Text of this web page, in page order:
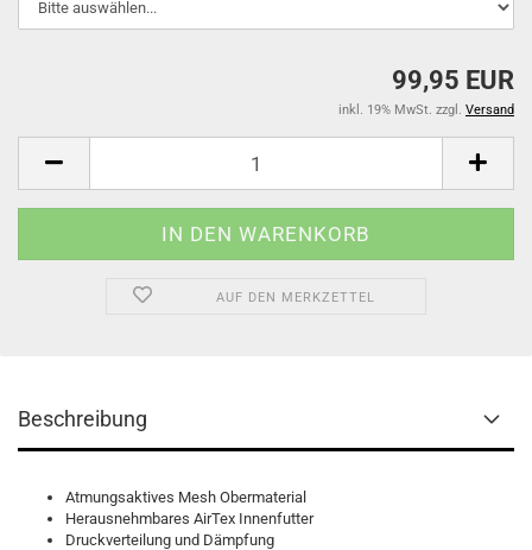
99,95 EUR
inkl. 19% MwSt. zzgl. Versand
AUF DEN MERKZETTEL
Beschreibung
Atmungsaktives Mesh Obermaterial
Herausnehmbares AirTex Innenfutter
Druckverteilung und Dämpfung